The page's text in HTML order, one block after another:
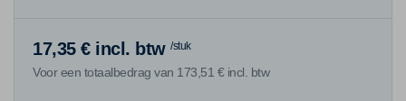
17,35 € incl. btw /stuk
Voor een totaalbedrag van 173,51 € incl. btw